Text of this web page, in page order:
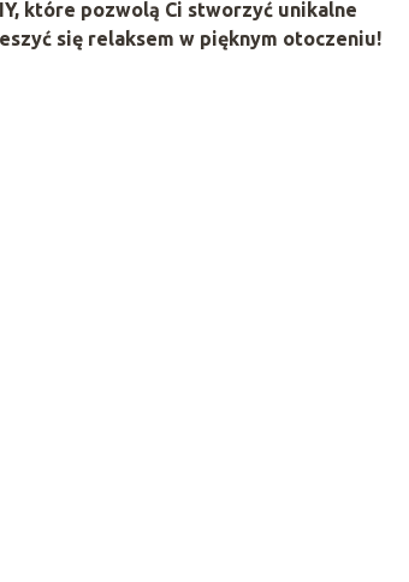
które pozwolą Ci stworzyć unikalne
się relaksem w pięknym otoczeniu!